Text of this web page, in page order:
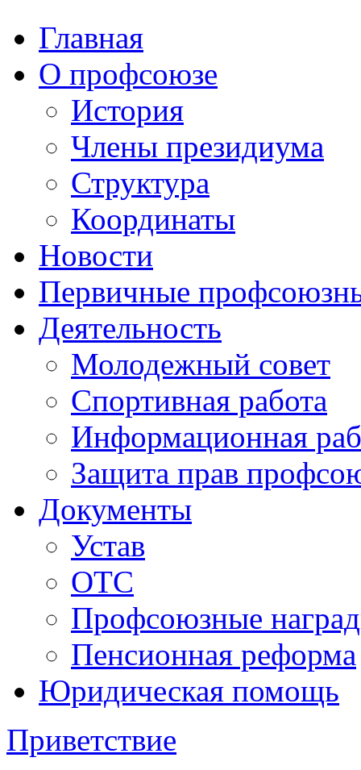
Главная
О профсоюзе
История
Члены президиума
Структура
Координаты
Новости
Первичные
Деятельность
Молодежный совет
Спортивная работа
Информационная
Защита прав
Документы
Устав
ОТС
Профсоюзные
Пенсионная реформа
Юридическая помощь
Приветствие